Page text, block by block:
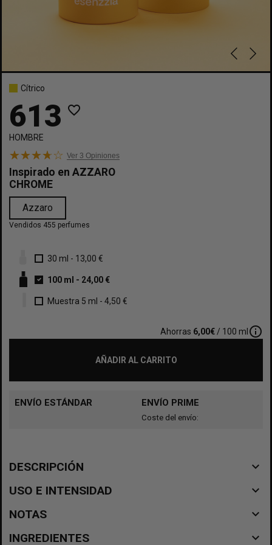
Cítrico
613 favorite_border
HOMBRE
Ver 3 Opiniones
Inspirado en AZZARO
CHROME
Azzaro
Vendidos 455 perfumes
30 ml - 13,00 €
100 ml - 24,00 €
Muestra 5 ml - 4,50 €
Ahorras 6,00€ / 100 mlinfo_outline
AÑADIR AL CARRITO
ENVÍO ESTÁNDAR ENVÍO PRIME
Coste del envío:
DESCRIPCIÓN navigate_before
USO E INTENSIDAD navigate_before
NOTAS navigate_before
INGREDIENTES navigate_before